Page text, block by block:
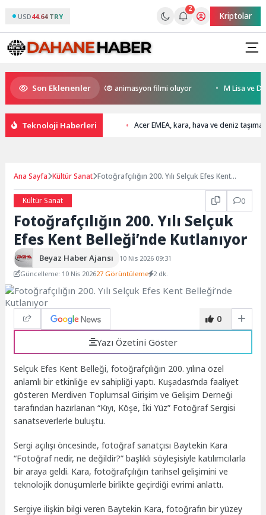
USD44.64 TRY
2
Kriptolar
Son Eklenenler
Kral Türkiye’nin ilk IMAX® animasyon filmi oluyor M Lisa ve Dolu
Teknoloji Haberleri Acer EMEA, kara, hava ve deniz
Ana Sayfa Kültür Sanat Fotoğrafçılığın 200. Yılı Selçuk Efes Kent
Kültür Sanat
0
Fotoğrafçılığın 200. Yılı Selçuk
Efes Kent Belleği’nde Kutlanıyor
Beyaz Haber Ajansı
10 Nis 2026 09:31
Güncelleme: 10 Nis 202627 Görüntüleme 2 dk.
0
Yazı Özetini Göster
Selçuk Efes Kent Belleği, fotoğrafçılığın 200. yılına özel
anlamlı bir etkinliğe ev sahipliği yaptı. Kuşadası’nda faaliyet
gösteren Merdiven Toplumsal Girişim ve Gelişim Derneği
tarafından hazırlanan “Kıyı, Köşe, İki Yüz” Fotoğraf Sergisi
sanatseverlerle buluştu.
Sergi açılışı öncesinde, fotoğraf sanatçısı Baytekin Kara
“Fotoğraf nedir, ne değildir?” başlıklı söyleşisiyle katılımcılarla
bir araya geldi. Kara, fotoğrafçılığın tarihsel gelişimini ve
teknolojik dönüşümlerle birlikte geçirdiği evrimi anlattı.
Sergiye ilişkin bilgi veren Baytekin Kara, fotoğrafın bir yüzey